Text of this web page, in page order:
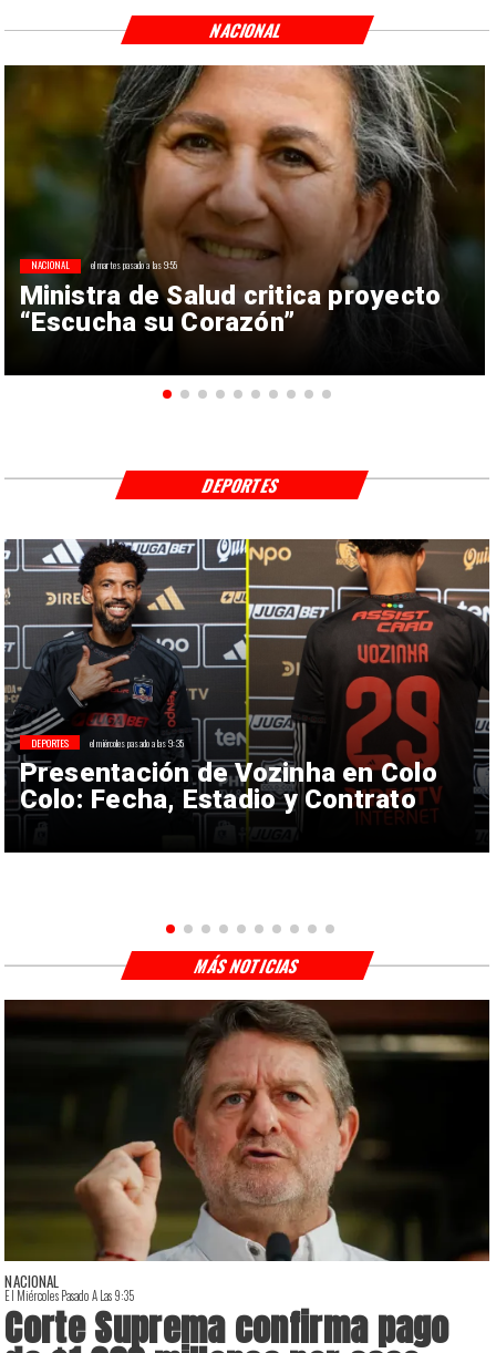
Ministra de Salud critica proyecto
“Escucha su Corazón”
NACIONAL el martes pasado a las 9:55
NACIONAL
Presentación de Vozinha en Colo
Colo: Fecha, Estadio y Contrato
DEPORTES el miércoles pasado a las 9:35
DEPORTES
NACIONAL
El Miércoles Pasado A Las 9:35
Corte Suprema confirma pago
MÁS NOTICIAS